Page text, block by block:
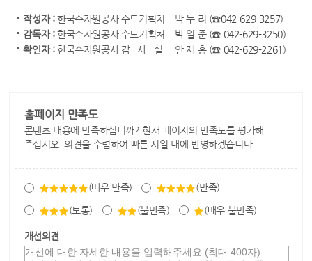
작성자 :한국수자원공사 수도기획처 박 두 리 (☎042-629-3257)
감독자 :한국수자원공사 수도기획처 박 일 준 (☎ 042-629-3250)
확인자 :한국수자원공사 감 사 실 안 재 홍 (☎ 042-629-2261)
홈페이지 만족도
콘텐츠 내용에 만족하십니까? 현재 페이지의 만족도를 평가해
주십시오. 의견을 수렴하여 빠른 시일 내에 반영하겠습니다.
(매우 만족) (만족)
(보통) (불만족) (매우 불만족)
개선의견